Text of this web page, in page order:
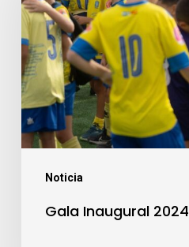
Noticia
Gala Inaugural 2024